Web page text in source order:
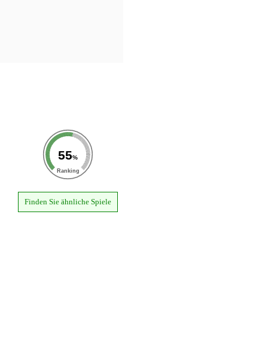
55%
Ranking
Finden Sie ähnliche Spiele